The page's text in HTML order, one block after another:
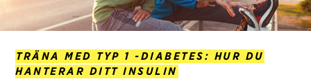
TRÄNA MED TYP 1 -DIABETES: HUR DU
HANTERAR DITT INSULIN